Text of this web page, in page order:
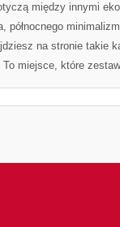
między innymi
północnego
na stronie takie
To miejsce, które